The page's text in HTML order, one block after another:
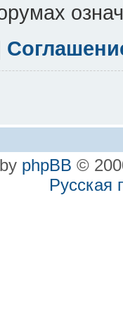
phpBB ©
Русская